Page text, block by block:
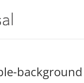
background